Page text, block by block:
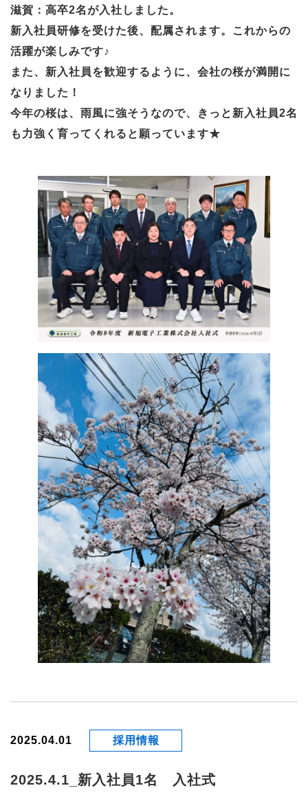
滋賀：高卒2名が入社しました。
新入社員研修を受けた後、配属されます。これからの
活躍が楽しみです♪
また、新入社員を歓迎するように、会社の桜が満開に
なりました！
今年の桜は、雨風に強そうなので、きっと新入社員2名
も力強く育ってくれると願っています★
2025.04.01 採用情報
2025.4.1_新入社員1名 入社式